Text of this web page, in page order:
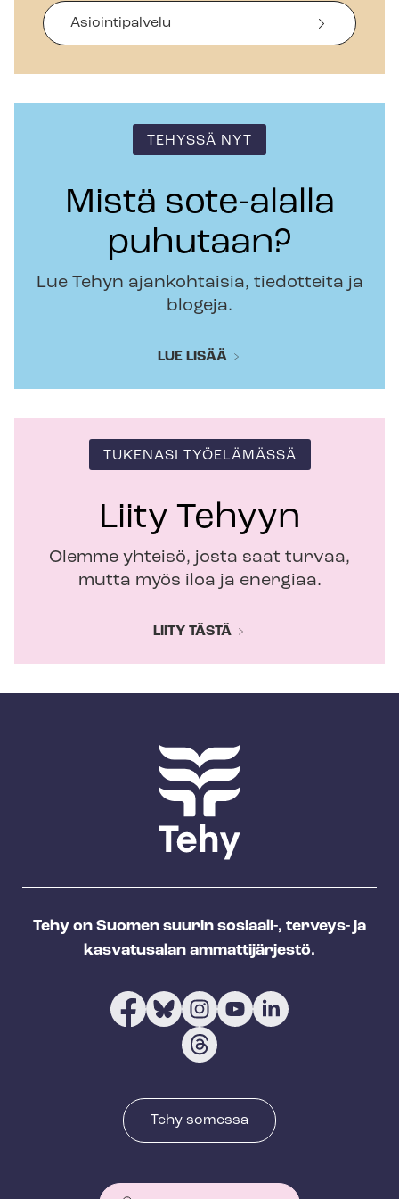
Asiointipalvelu
TEHYSSÄ NYT
Mistä sote-alalla
puhutaan?
Lue Tehyn ajankohtaisia, tiedotteita ja
blogeja.
LUE LISÄÄ
TUKENASI TYÖELÄMÄSSÄ
Liity Tehyyn
Olemme yhteisö, josta saat turvaa,
mutta myös iloa ja energiaa.
LIITY TÄSTÄ
Tehy on Suomen suurin sosiaali-, terveys- ja
kasvatusalan ammattijärjestö.
Tehy somessa